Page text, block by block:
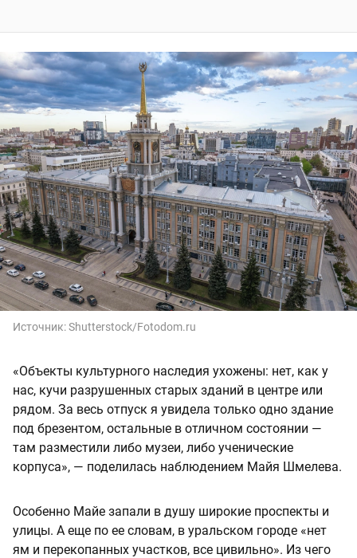
Источник:Shutterstock/Fotodom.ru
«Объекты культурного наследия ухожены: нет, как у
нас, кучи разрушенных старых зданий в центре или
рядом. За весь отпуск я увидела только одно здание
под брезентом, остальные в отличном состоянии —
там разместили либо музеи, либо ученические
корпуса», — поделилась наблюдением Майя Шмелева.
Особенно Майе запали в душу широкие проспекты и
улицы. А еще по ее словам, в уральском городе «нет
ям и перекопанных участков, все цивильно». Из чего